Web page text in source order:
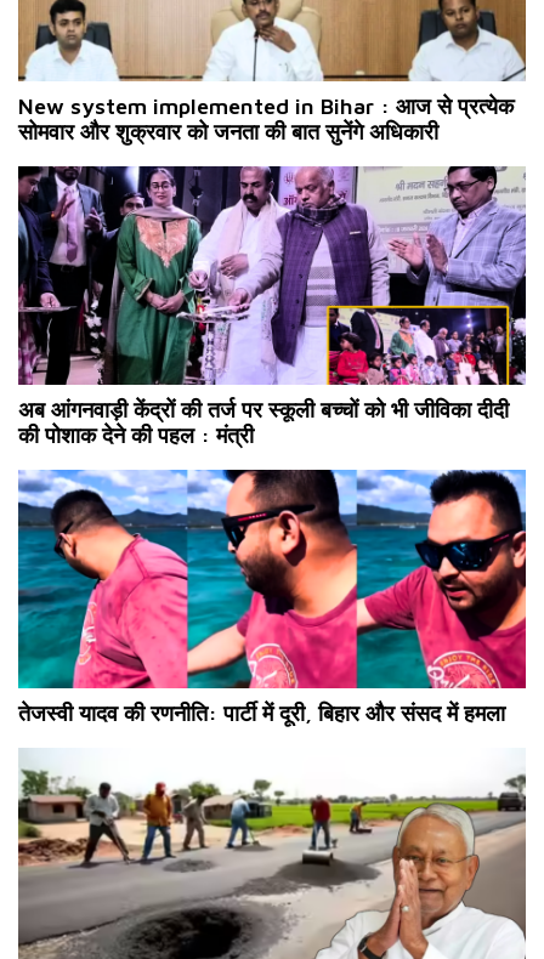
New system implemented in Bihar : आज से प्रत्येक
सोमवार और शुक्रवार को जनता की बात सुनेंगे अधिकारी
अब आंगनवाड़ी केंद्रों की तर्ज पर स्कूली बच्चों को भी जीविका दीदी
की पोशाक देने की पहल : मंत्री
तेजस्वी यादव की रणनीति: पार्टी में दूरी, बिहार और संसद में हमला